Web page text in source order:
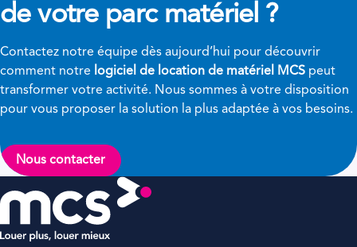
de votre parc matériel ?
Contactez notre équipe dès aujourd’hui pour découvrir
comment notre logiciel de location de matériel MCS peut
transformer votre activité. Nous sommes à votre disposition
pour vous proposer la solution la plus adaptée à vos besoins.
Nous contacter